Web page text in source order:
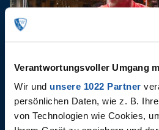
Verantwortungsvoller Umgang
Wir und unsere 1022 Partner
persönlichen Daten, wie z. B.
von Technologien wie Cookies,
14.04.2022
Gegnercheck #SCFBOC